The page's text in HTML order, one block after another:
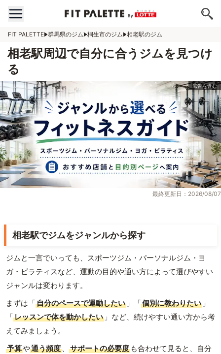
FIT PALETTE 群馬県のジム 桐生市のジム 相老駅のジム
相老駅周辺で自分に合うジムを見つけ
る
最終更新日：2026/08/07
相老駅でジムをジャンルから探す
ジムと一言でいっても、スポーツジム・パーソナルジム・ヨ
ガ・ピラティスなど、運動の目的や通い方によって選びやすい
ジャンルは変わります。
まずは「自分のペースで運動したい 」「個別に教わりたい 」
「レッスンで体を動かしたい 」など、続けやすい通い方から考
えてみましょう。
予算や通う頻度 、 サポートの必要度 も合わせて見ると、自分